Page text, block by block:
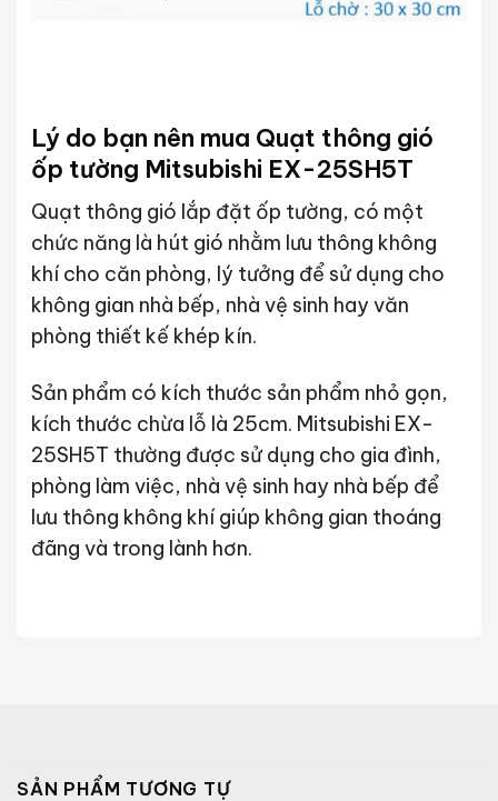
Lý do bạn nên mua Quạt thông gió
ốp tường Mitsubishi EX-25SH5T
Quạt thông gió lắp đặt ốp tường, có một
chức năng là hút gió nhằm lưu thông không
khí cho căn phòng, lý tưởng để sử dụng cho
không gian nhà bếp, nhà vệ sinh hay văn
phòng thiết kế khép kín.
Sản phẩm có kích thước sản phẩm nhỏ gọn,
kích thước chừa lỗ là 25cm. Mitsubishi EX-
25SH5T thường được sử dụng cho gia đình,
phòng làm việc, nhà vệ sinh hay nhà bếp để
lưu thông không khí giúp không gian thoáng
đãng và trong lành hơn.
SẢN PHẨM TƯƠNG TỰ